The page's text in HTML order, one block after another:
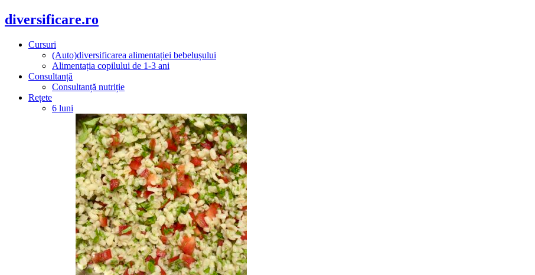
diversificare.ro
Cursuri
(Auto)diversificarea alimentației bebelușului
Alimentația copilului de 1-3 ani
Consultanță
Consultanță nutriție
Rețete
6 luni